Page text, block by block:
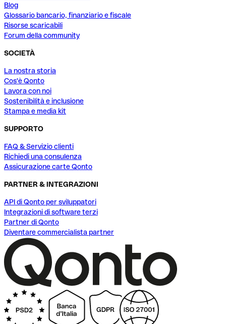
Blog
Glossario bancario, finanziario e fiscale
Risorse scaricabili
Forum della community
SOCIETÀ
La nostra storia
Cos'è Qonto
Lavora con noi
Sostenibilità e inclusione
Stampa e media kit
SUPPORTO
FAQ & Servizio clienti
Richiedi una consulenza
Assicurazione carte Qonto
PARTNER & INTEGRAZIONI
API di Qonto per sviluppatori
Integrazioni di software terzi
Partner di Qonto
Diventare commercialista partner